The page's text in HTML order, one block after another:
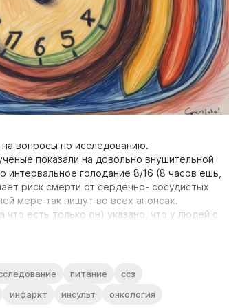
вопросы по исследованию.
показали на довольно внушительной
интервальное голодание 8/16 (8 часов ешь,
риск смерти от сердечно- сосудистых
мере так пишут во всех анонсах.
есть только он) указано, что у людей с
204% с той же схемой интервального
на эту тему, то есть в нём нет многих
группы были неоднородные по расовому
питание
ссз
инфаркт инсульт онкология